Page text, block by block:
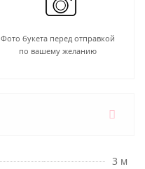
Фото букета перед отправкой
по вашему желанию
3 м